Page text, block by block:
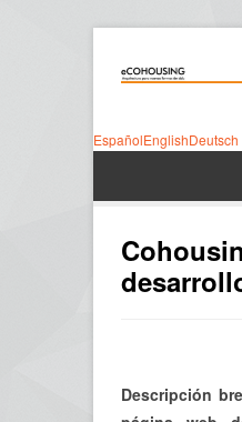
EspañolEnglishDeutsch
Descripción